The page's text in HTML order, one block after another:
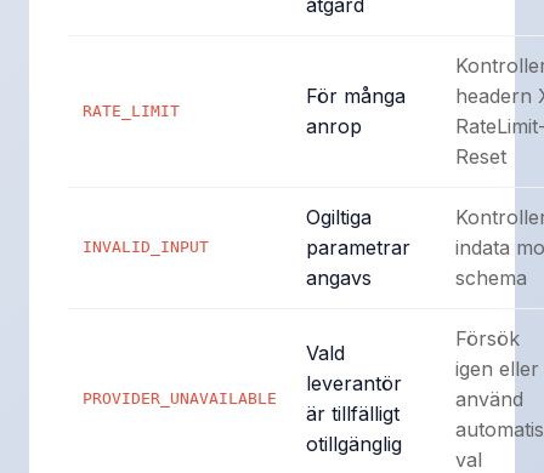
åtgärd
RATE_LIMIT
För många
anrop
headern
Reset
INVALID_INPUT
Ogiltiga
parametrar
angavs
indata
schema
PROVIDER_UNAVAILABLE
Vald
leverantör
är tillfälligt
otillgänglig
Försök
igen eller
använd
val